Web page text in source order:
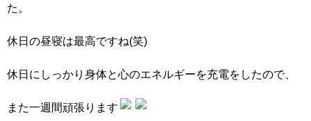
た。
休日の昼寝は最高ですね(笑)
休日にしっかり身体と心のエネルギーを充電をしたので、
また一週間頑張ります